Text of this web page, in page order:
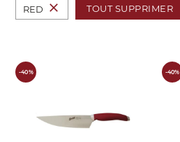
RED close TOUT SUPPRIMER
-40% -40%